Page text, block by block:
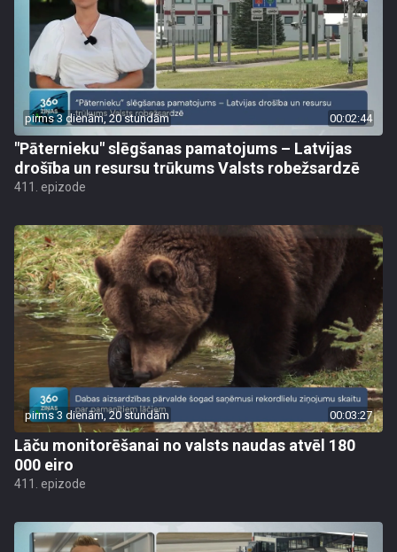
pirms 3 dienām, 20 stundām 00:02:44
"Pāternieku" slēgšanas pamatojums – Latvijas
drošība un resursu trūkums Valsts robežsardzē
411. epizode
pirms 3 dienām, 20 stundām 00:03:27
Lāču monitorēšanai no valsts naudas atvēl 180
000 eiro
411. epizode